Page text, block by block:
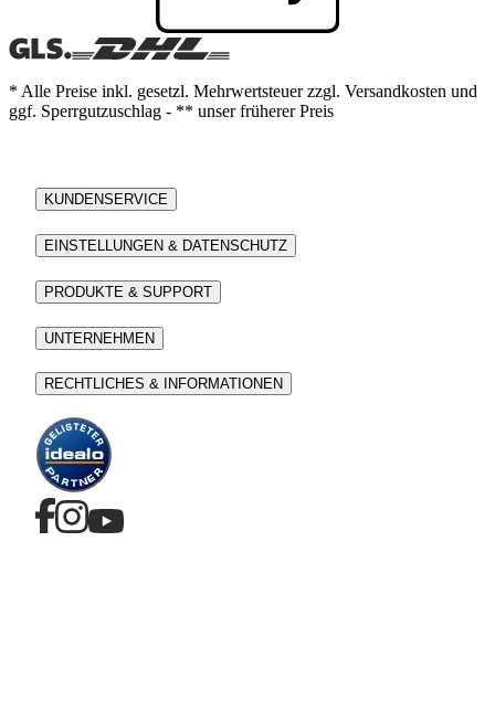
* Alle Preise inkl. gesetzl. Mehrwertsteuer zzgl. Versandkosten und
ggf. Sperrgutzuschlag - ** unser früherer Preis
KUNDENSERVICE
EINSTELLUNGEN & DATENSCHUTZ
PRODUKTE & SUPPORT
UNTERNEHMEN
RECHTLICHES & INFORMATIONEN